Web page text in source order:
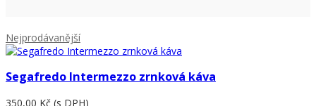
Nejprodávanější
Segafredo Intermezzo zrnková káva
350,00 Kč (s DPH)